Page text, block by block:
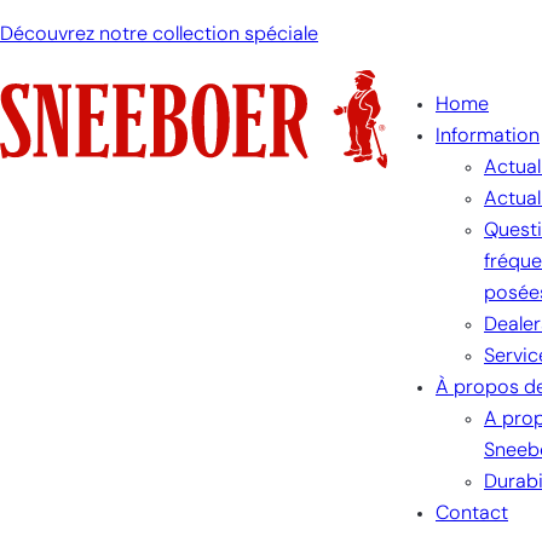
Découvrez notre collection spéciale
Home
Information
À propos
A
Contact